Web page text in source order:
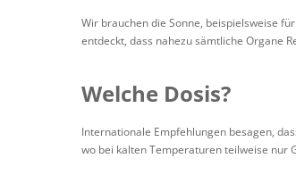
Wir brauchen die Sonne, beispielsweise
entdeckt, dass nahezu sämtliche Organe
Welche Dosis?
Internationale Empfehlungen besagen,
wo bei kalten Temperaturen teilweise nur